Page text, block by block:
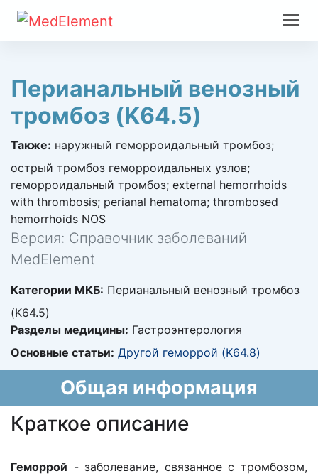
Перианальный венозный
тромбоз (K64.5)
Также: наружный геморроидальный тромбоз;
острый тромбоз геморроидальных узлов;
геморроидальный тромбоз; external hemorrhoids
with thrombosis; perianal hematoma; thrombosed
hemorrhoids NOS
Версия: Справочник заболеваний
MedElement
Категории МКБ: Перианальный венозный тромбоз
(K64.5)
Разделы медицины: Гастроэнтерология
Основные статьи: Другой геморрой (K64.8)
Общая информация
Краткое описание
Геморрой - заболевание, связанное с тромбозом,